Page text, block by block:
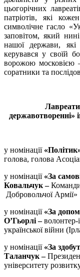
цьогорічних
патріотів, які
символічне гасло
заповітом, який
нашої держави, які
керувався у своїй
ворожою московією
соратники та
Лавреати
державотворенні»
у номінації «Політик
голова, голова
у номінації «За
Ковальчук –
Добровольчої Армії»
у номінації «За
О’Гьорлі –волонтер-
української війни
у номінації«За
Таланчук –
університету